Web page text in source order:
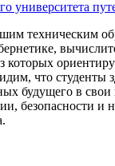
техническим
которых
что студенты
будущего в
безопасности